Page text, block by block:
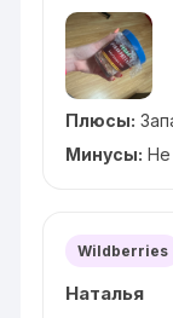
Плюсы:
Минусы: Не
Wildberries
Наталья